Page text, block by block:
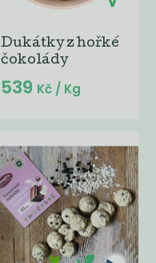
Dukátky z hořké
čokolády
539 Kč / Kg